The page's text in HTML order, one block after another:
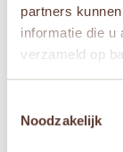
partners
informatie die u
verzameld op
Noodzakelijk
E-mail*
Mijn
browser